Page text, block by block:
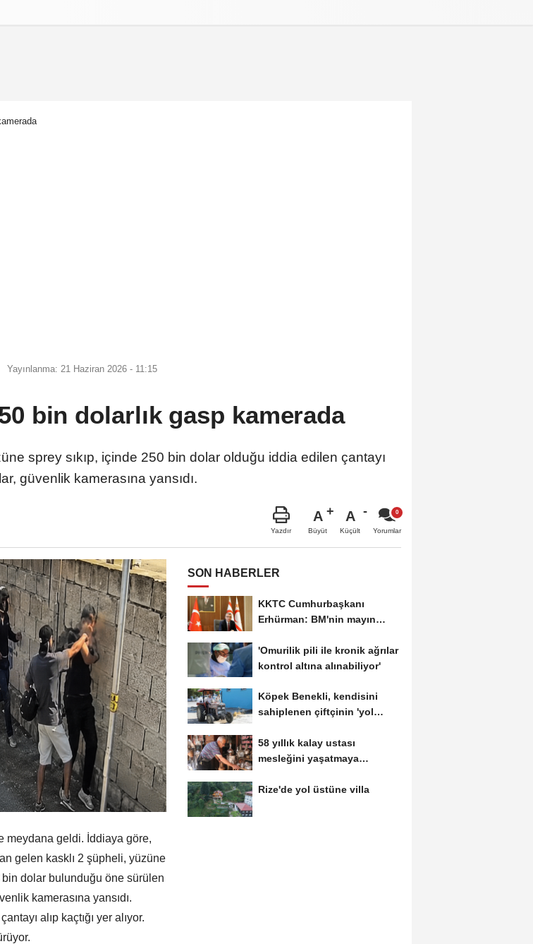
Yayınlanma: 21 Haziran 2026 - 11:15
bin dolarlık gasp kamerada
sprey sıkıp, içinde 250 bin dolar olduğu iddia edilen çantayı
güvenlik kamerasına yansıdı.
Yazdır
A
Büyüt
A
Küçült Yorumlar
meydana geldi. İddiaya göre,
gelen kasklı 2 şüpheli, yüzüne
bin dolar bulunduğu öne sürülen
kamerasına yansıdı.
alıp kaçtığı yer alıyor.
SON HABERLER
KKTC Cumhurbaşkanı
Erhürman: BM'nin mayın
'Omurilik pili ile kronik ağrılar
kontrol altına alınabiliyor'
Köpek Benekli, kendisini
sahiplenen çiftçinin 'yol
58 yıllık kalay ustası
mesleğini yaşatmaya
Rize'de yol üstüne villa